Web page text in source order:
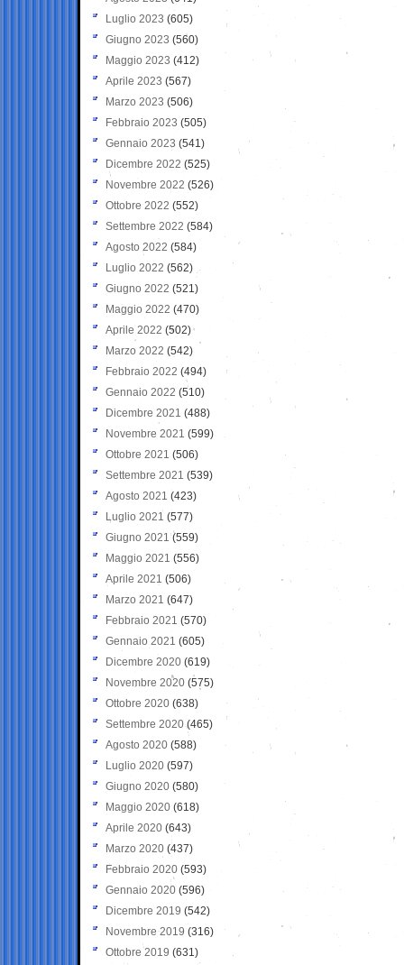
Luglio 2023 (605)
Giugno 2023 (560)
Maggio 2023 (412)
Aprile 2023 (567)
Marzo 2023 (506)
Febbraio 2023 (505)
Gennaio 2023 (541)
Dicembre 2022 (525)
Novembre 2022 (526)
Ottobre 2022 (552)
Settembre 2022 (584)
Agosto 2022 (584)
Luglio 2022 (562)
Giugno 2022 (521)
Maggio 2022 (470)
Aprile 2022 (502)
Marzo 2022 (542)
Febbraio 2022 (494)
Gennaio 2022 (510)
Dicembre 2021 (488)
Novembre 2021 (599)
Ottobre 2021 (506)
Settembre 2021 (539)
Agosto 2021 (423)
Luglio 2021 (577)
Giugno 2021(559)
Maggio 2021 (556)
Aprile 2021 (506)
Marzo 2021 (647)
Febbraio 2021 (570)
Gennaio 2021 (605)
Dicembre 2020 (619)
Novembre 2020 (575)
Ottobre 2020 (638)
Settembre 2020(465)
Agosto 2020 (588)
Luglio 2020 (597)
Giugno 2020 (580)
Maggio 2020 (618)
Aprile 2020 (643)
Marzo 2020 (437)
Febbraio 2020 (593)
Gennaio 2020 (596)
Dicembre 2019 (542)
Novembre 2019 (316)
Ottobre 2019 (631)